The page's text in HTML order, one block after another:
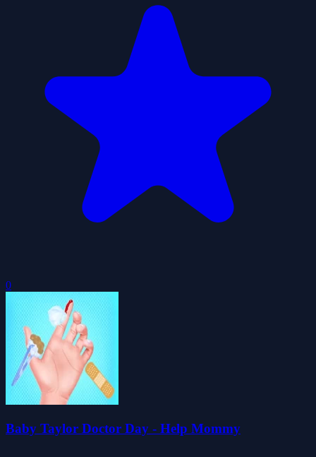
0
Baby Taylor Doctor Day - Help Mommy